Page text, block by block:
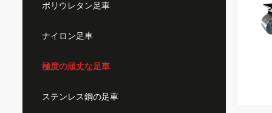
ポリウレタン足車
ナイロン足車
極度の頑丈な足車
ステンレス鋼の足車